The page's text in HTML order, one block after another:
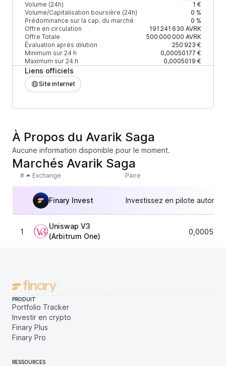
Volume (24h)
1 €
Volume/Capitalisation boursière (24h)
0 %
Prédominance sur la cap. du marché
0 %
Offre en circulation
191 241 630 AVRK
Offre Totale
500 000 000 AVRK
Évaluation après dilution
250 923 €
Minimum sur 24 h
0,00050177 €
Maximum sur 24 h
0,0005019 €
Liens officiels
Site internet
À Propos du Avarik Saga
Aucune information disponible pour le moment.
Marchés Avarik Saga
# Exchange Paire
Finary Invest Investissez en pilote
1
Uniswap V3
(Arbitrum One)
PRODUIT
Portfolio Tracker
Investir en crypto
Finary Plus
Finary Pro
RESSOURCES